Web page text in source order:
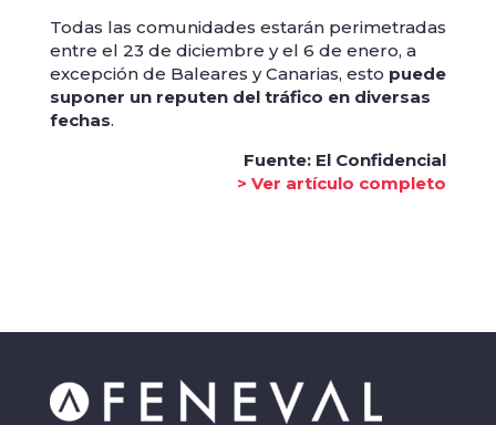
Todas las comunidades estarán perimetradas
entre el 23 de diciembre y el 6 de enero, a
excepción de Baleares y Canarias, esto puede
suponer un reputen del tráfico en diversas
fechas.
Fuente: El Confidencial
> Ver artículo completo